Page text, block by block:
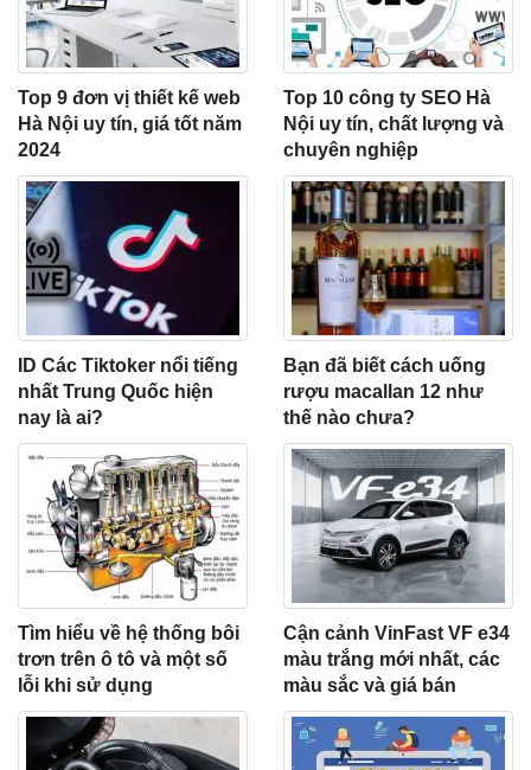
Top 9 đơn vị thiết kế web
Hà Nội uy tín, giá tốt năm
2024
Top 10 công ty SEO Hà
Nội uy tín, chất lượng và
chuyên nghiệp
ID Các Tiktoker nổi tiếng
nhất Trung Quốc hiện
nay là ai?
Bạn đã biết cách uống
rượu macallan 12 như
thế nào chưa?
Tìm hiểu về hệ thống bôi
trơn trên ô tô và một số
lỗi khi sử dụng
Cận cảnh VinFast VF e34
màu trắng mới nhất, các
màu sắc và giá bán